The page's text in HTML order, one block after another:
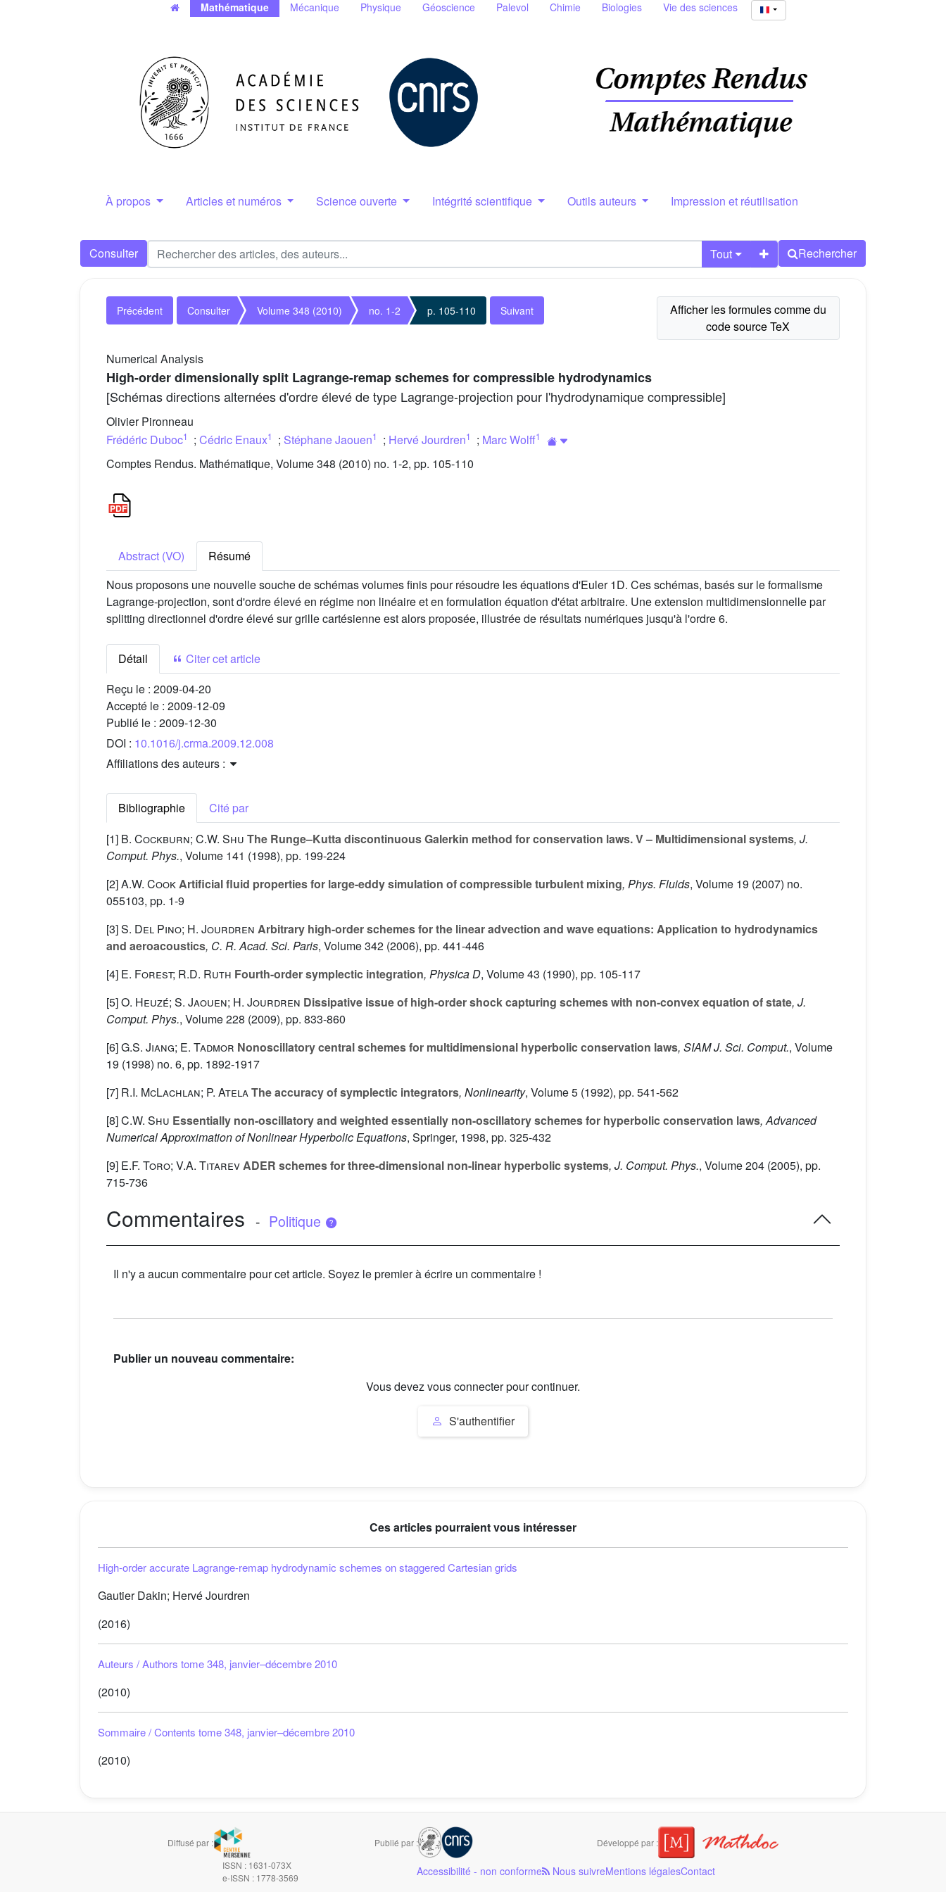
Mathématique Mécanique Physique Géoscience Palevol Chimie Biologies Vie des sciences
À propos Articles et numéros Science ouverte Intégrité scientifique Outils auteurs Impression et réutilisation
Consulter Tout Rechercher
Précédent Consulter Volume 348 (2010) no. 1-2 p. 105-110 Suivant
Numerical Analysis
High-order dimensionally split Lagrange-remap schemes for compressible hydrodynamics
[Schémas directions alternées d'ordre élevé de type Lagrange-projection pour l'hydrodynamique compressible]
Olivier Pironneau
Frédéric Duboc1 ; Cédric Enaux1 ; Stéphane Jaouen1 ; Hervé Jourdren1 ; Marc Wolff1
Comptes Rendus. Mathématique, Volume 348 (2010) no. 1-2, pp. 105-110
Abstract (VO)
Résumé
Nous proposons une nouvelle souche de schémas volumes finis pour résoudre les équations d'Euler 1D. Ces schémas, basés sur le formalisme
Lagrange-projection, sont d'ordre élevé en régime non linéaire et en formulation équation d'état arbitraire. Une extension multidimensionnelle par
splitting directionnel d'ordre élevé sur grille cartésienne est alors proposée, illustrée de résultats numériques jusqu'à l'ordre 6.
Détail
Citer cet article
Reçu le : 2009-04-20
Accepté le : 2009-12-09
Publié le : 2009-12-30
DOI : 10.1016/j.crma.2009.12.008
Affiliations des auteurs :
Bibliographie
Cité par
[1] B. Cockburn; C.W. Shu The Runge–Kutta discontinuous Galerkin method for conservation laws. V – Multidimensional systems, J.
Comput. Phys., Volume 141 (1998), pp. 199-224
[2]A.W. CookArtificial fluid properties for large-eddy simulation of compressible turbulent mixing, Phys. Fluids, Volume 19 (2007) no.
055103, pp. 1-9
[3]S. Del Pino; H. Jourdren Arbitrary high-order schemes for the linear advection and wave equations: Application to hydrodynamics
and aeroacoustics, C. R. Acad. Sci. Paris, Volume 342 (2006), pp. 441-446
[4] E. Forest; R.D. Ruth Fourth-order symplectic integration, Physica D, Volume 43 (1990), pp. 105-117
[5]O. Heuzé; S. Jaouen; H. Jourdren Dissipative issue of high-order shock capturing schemes with non-convex equation of state, J.
Comput. Phys., Volume 228 (2009), pp. 833-860
[6]G.S. Jiang; E. Tadmor Nonoscillatory central schemes for multidimensional hyperbolic conservation laws, SIAM J. Sci. Comput., Volume
19 (1998) no. 6, pp. 1892-1917
[7] R.I. McLachlan; P. AtelaThe accuracy of symplectic integrators, Nonlinearity, Volume 5 (1992), pp. 541-562
[8]C.W. Shu Essentially non-oscillatory and weighted essentially non-oscillatory schemes for hyperbolic conservation laws, Advanced
Numerical Approximation of Nonlinear Hyperbolic Equations, Springer, 1998, pp. 325-432
[9] E.F. Toro; V.A. TitarevADER schemes for three-dimensional non-linear hyperbolic systems, J. Comput. Phys., Volume 204 (2005), pp.
715-736
Commentaires - Politique
Il n'y a aucun commentaire pour cet article. Soyez le premier à écrire un commentaire !
Publier un nouveau commentaire:
Vous devez vous connecter pour continuer.
S'authentifier
Ces articles pourraient vous intéresser
High-order accurate Lagrange-remap hydrodynamic schemes on staggered Cartesian grids
Gautier Dakin; Hervé Jourdren
(2016)
Auteurs / Authors tome 348, janvier–décembre 2010
(2010)
Sommaire / Contents tome 348, janvier–décembre 2010
(2010)
Diffusé par : Publié par :
Développé par :
ISSN : 1631-073X
e-ISSN : 1778-3569
Accessibilité - non conforme Nous suivreMentions légalesContact